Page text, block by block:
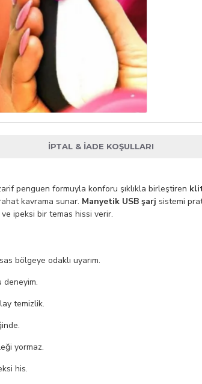
İPTAL & İADE KOŞULLARI
penguen formuyla konforu şıklıkla birleştiren
kavrama sunar. Manyetik USB şarj sistemi
ipeksi bir temas hissi verir.
bölgeye odaklı uyarım.
deneyim.
temizlik.
yormaz.
his.